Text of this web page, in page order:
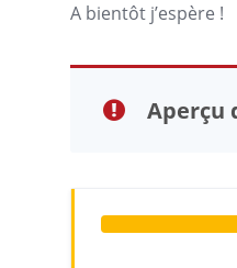
A bientôt j’espère !
Aperçu